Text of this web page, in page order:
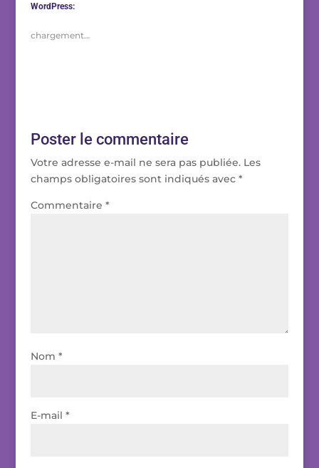
WordPress:
chargement…
Poster le commentaire
Votre adresse e-mail ne sera pas publiée. Les
champs obligatoires sont indiqués avec *
Commentaire *
Nom *
E-mail *